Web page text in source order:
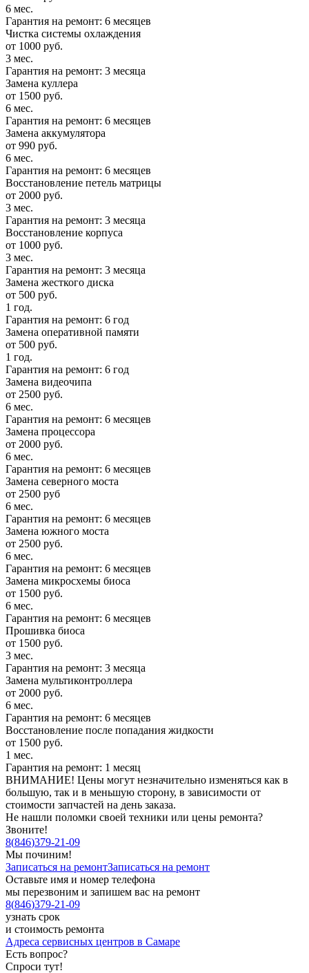
6 мес.
Гарантия на ремонт: 6 месяцев
Чистка системы охлаждения
от 1000 руб.
3 мес.
Гарантия на ремонт: 3 месяца
Замена куллера
от 1500 руб.
6 мес.
Гарантия на ремонт: 6 месяцев
Замена аккумулятора
от 990 руб.
6 мес.
Гарантия на ремонт: 6 месяцев
Восстановление петель матрицы
от 2000 руб.
3 мес.
Гарантия на ремонт: 3 месяца
Восстановление корпуса
от 1000 руб.
3 мес.
Гарантия на ремонт: 3 месяца
Замена жесткого диска
от 500 руб.
1 год.
Гарантия на ремонт: 6 год
Замена оперативной памяти
от 500 руб.
1 год.
Гарантия на ремонт: 6 год
Замена видеочипа
от 2500 руб.
6 мес.
Гарантия на ремонт: 6 месяцев
Замена процессора
от 2000 руб.
6 мес.
Гарантия на ремонт: 6 месяцев
Замена северного моста
от 2500 руб
6 мес.
Гарантия на ремонт: 6 месяцев
Замена южного моста
от 2500 руб.
6 мес.
Гарантия на ремонт: 6 месяцев
Замена микросхемы биоса
от 1500 руб.
6 мес.
Гарантия на ремонт: 6 месяцев
Прошивка биоса
от 1500 руб.
3 мес.
Гарантия на ремонт: 3 месяца
Замена мультиконтроллера
от 2000 руб.
6 мес.
Гарантия на ремонт: 6 месяцев
Восстановление после попадания жидкости
от 1500 руб.
1 мес.
Гарантия на ремонт: 1 месяц
ВНИМАНИЕ! Цены могут незначительно изменяться как в
большую, так и в меньшую сторону, в зависимости от
стоимости запчастей на день заказа.
Не нашли поломки своей техники или цены ремонта?
Звоните!
8(846)379-21-09
Мы починим!
Записаться на ремонтЗаписаться на ремонт
Оставьте имя и номер телефона
мы перезвоним и запишем вас на ремонт
8(846)379-21-09
узнать срок
и стоимость ремонта
Адреса сервисных центров в Самаре
Есть вопрос?
Спроси тут!